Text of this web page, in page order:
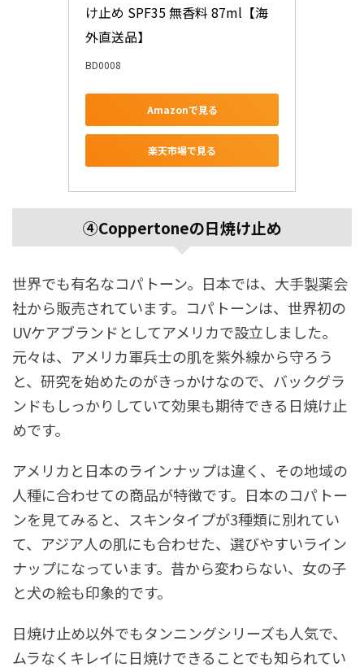
け止め SPF35 無香料 87ml【海
外直送品】
BD0008
Amazonで見る
楽天市場で見る
④Coppertoneの日焼け止め
世界でも有名なコパトーン。日本では、大手製薬会
社から販売されています。コパトーンは、世界初の
UVケアブランドとしてアメリカで設立しました。
元々は、アメリカ軍兵士の肌を紫外線から守ろう
と、研究を始めたのがきっかけなので、バックグラ
ンドもしっかりしていて効果も期待できる日焼け止
めです。
アメリカと日本のラインナップは違く、その地域の
人種に合わせての商品が特徴です。日本のコパトー
ンを見てみると、スキンタイプが3種類に別れてい
て、アジア人の肌にも合わせた、選びやすいライン
ナップになっています。昔から変わらない、女の子
と犬の絵も印象的です。
日焼け止め以外でもタンニングシリーズも人気で、
ムラなくキレイに日焼けできることでも知られてい